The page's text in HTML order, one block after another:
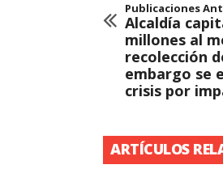
Publicaciones
Alcaldía
millones al
recolección
embargo se
crisis por
ARTÍCULOS